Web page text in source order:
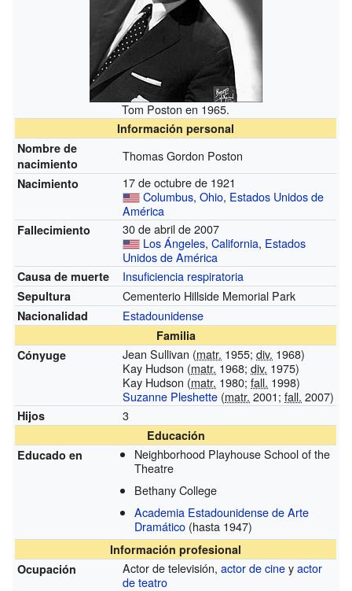
Tom Poston en 1965.
Información personal
Nombre de
nacimiento
Thomas Gordon Poston
Nacimiento
17 de octubre de 1921
Columbus,Ohio, Estados Unidos de
América
Fallecimiento
30 de abril de 2007
Los Ángeles,California, Estados
Unidos de América
Causa de muerte Insuficiencia respiratoria
Sepultura Cementerio Hillside Memorial Park
Nacionalidad Estadounidense
Familia
Cónyuge
Jean Sullivan (matr. 1955;div. 1968)
Kay Hudson (matr. 1968;div. 1975)
Kay Hudson (matr. 1980;fall. 1998)
Suzanne Pleshette (matr. 2001;fall. 2007)
Hijos 3
Educación
Educado en
Neighborhood Playhouse School of the
Theatre
Bethany College
Academia Estadounidense de Arte
Dramático (hasta 1947)
Información profesional
Ocupación
Actor de televisión,actor de cineyactor
de teatro